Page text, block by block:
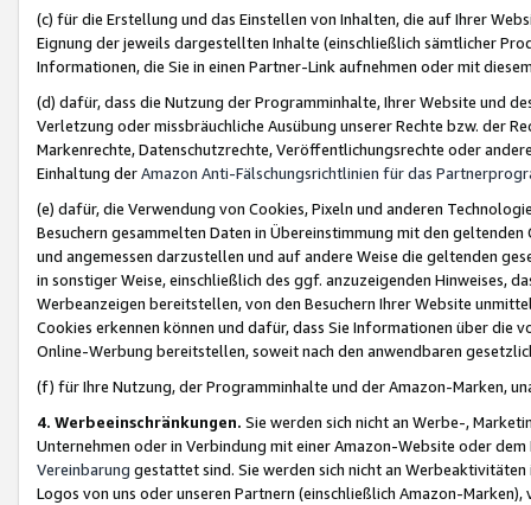
(c) für die Erstellung und das Einstellen von Inhalten, die auf Ihrer
Eignung der jeweils dargestellten Inhalte (einschließlich sämtlicher
Informationen, die Sie in einen Partner-Link aufnehmen oder mit
(d) dafür, dass die Nutzung der Programminhalte, Ihrer Website und
Verletzung oder missbräuchliche Ausübung unserer Rechte bzw. der
Markenrechte, Datenschutzrechte, Veröffentlichungsrechte oder
Einhaltung derAmazon Anti-Fälschungsrichtlinien für das
(e) dafür, die Verwendung von Cookies, Pixeln und anderen
Besuchern gesammelten Daten in Übereinstimmung mit den
und angemessen darzustellen und auf andere Weise die geltenden
in sonstiger Weise, einschließlich des ggf. anzuzeigenden Hinweises,
Werbeanzeigen bereitstellen, von den Besuchern Ihrer Website
Cookies erkennen können und dafür, dass Sie Informationen über die
Online-Werbung bereitstellen, soweit nach den anwendbaren
(f) für Ihre Nutzung, der Programminhalte und der Amazon-Marken,
4. Werbeeinschränkungen. Sie werden sich nicht an Werbe-,
Unternehmen oder in Verbindung mit einer Amazon-Website oder
Vereinbarung gestattet sind. Sie werden sich nicht an
Logos von uns oder unseren Partnern (einschließlich Amazon-